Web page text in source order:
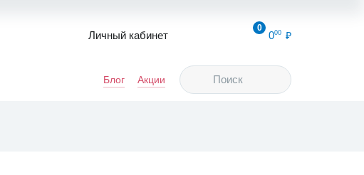
Личный кабинет
0
000
Блог Акции